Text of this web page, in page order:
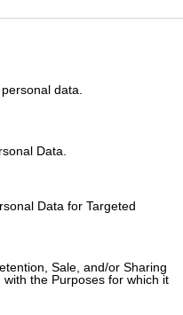
data.
Data.
Data for Targeted
Sale, and/or Sharing
the Purposes for which it
σε σπίτι όπου
στο κεφάλι» και
προτού
μετρό της Νέας